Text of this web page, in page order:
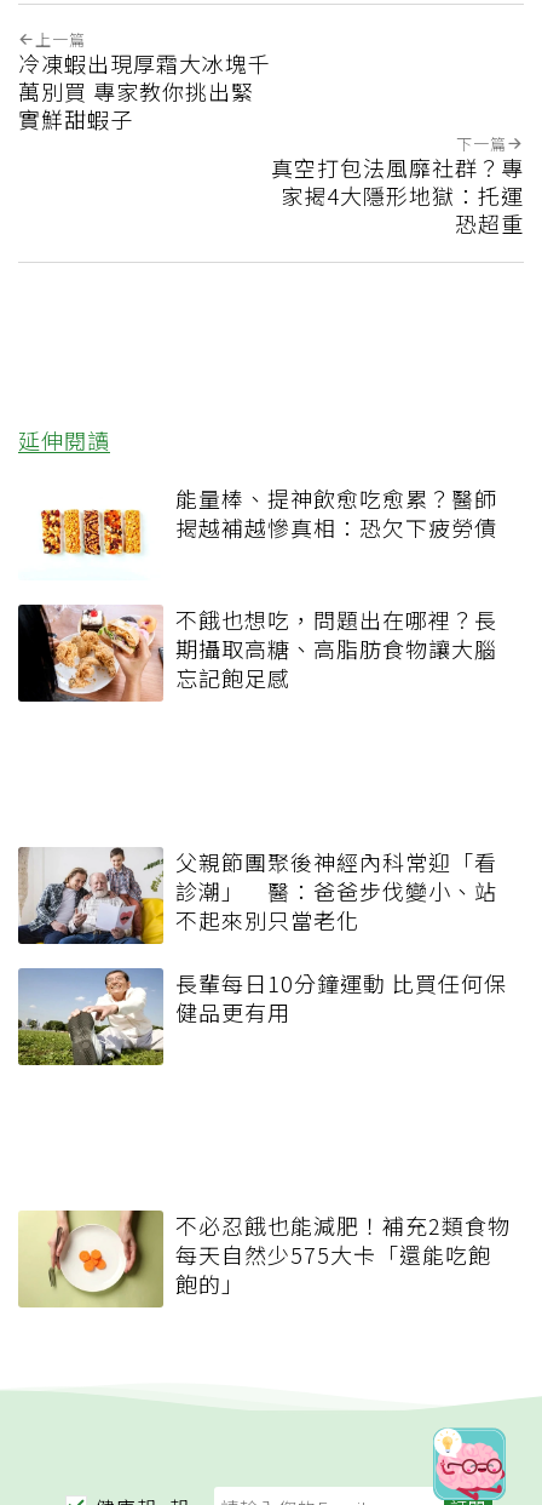
上一篇
冷凍蝦出現厚霜大冰塊千
萬別買 專家教你挑出緊
實鮮甜蝦子
下一篇
真空打包法風靡社群？專
家揭4大隱形地獄：托運
恐超重
延伸閱讀
能量棒、提神飲愈吃愈累？醫師
揭越補越慘真相：恐欠下疲勞債
不餓也想吃，問題出在哪裡？長
期攝取高糖、高脂肪食物讓大腦
忘記飽足感
父親節團聚後神經內科常迎「看
診潮」 醫：爸爸步伐變小、站
不起來別只當老化
長輩每日10分鐘運動 比買任何保
健品更有用
不必忍餓也能減肥！補充2類食物
每天自然少575大卡「還能吃飽
飽的」